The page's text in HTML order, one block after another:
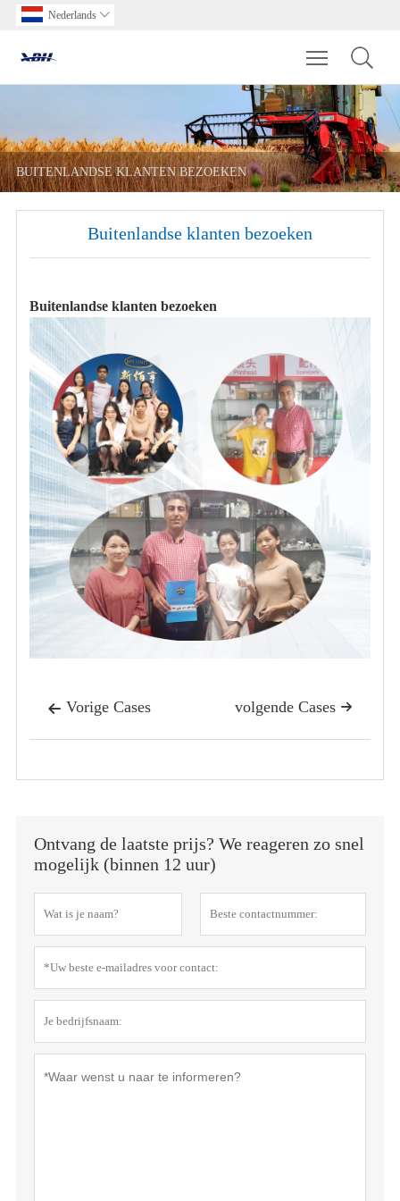
Nederlands 
Toggle
BUITENLANDSE KLANTEN BEZOEKEN
Buitenlandse klanten bezoeken
Buitenlandse klanten bezoeken
 Vorige Cases 
volgende Cases
Ontvang de laatste prijs? We reageren zo snel
mogelijk (binnen 12 uur)